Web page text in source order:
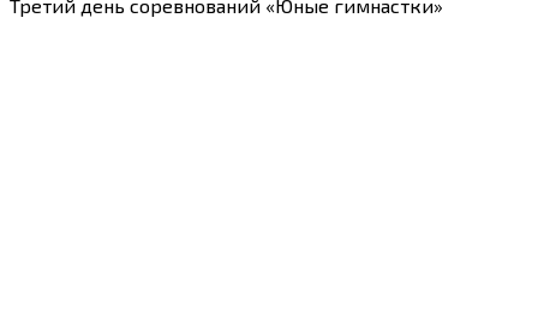
Третий день соревнований «Юные гимнастки»